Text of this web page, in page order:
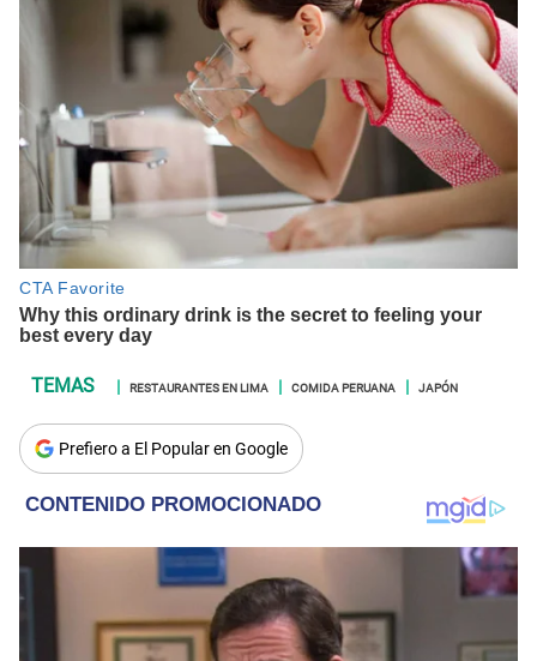
RESTAURANTES EN LIMA COMIDA PERUANA JAPÓN
Prefiero a El Popular en Google